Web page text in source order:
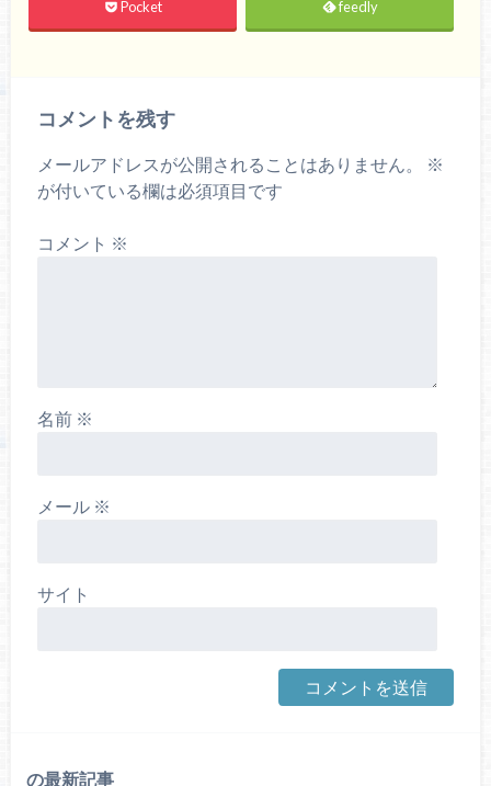
Pocket feedly
コメントを残す
メールアドレスが公開されることはありません。
※
が付いている欄は必須項目です
コメント ※
名前 ※
メール ※
サイト
の最新記事